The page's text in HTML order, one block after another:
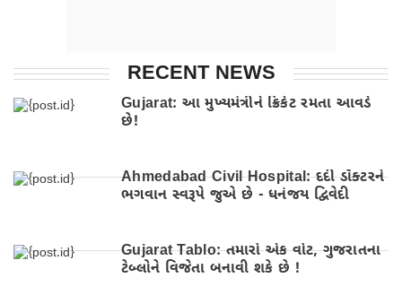
RECENT NEWS
Gujarat: આ મુખ્યમંત્રીને ક્રિકેટ રમતા આવડે
છે!
Ahmedabad Civil Hospital: દર્દી ડૉક્ટરને
ભગવાન સ્વરૂપે જુએ છે - ધનંજય દ્વિવેદી
Gujarat Tablo: તમારો એક વોટ, ગુજરાતના
ટેબ્લોને વિજેતા બનાવી શકે છે !